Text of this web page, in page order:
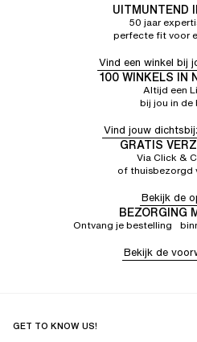
UITMUNTEND
50 jaar
perfecte fit voor
Vind een winkel bij
100 WINKELS IN
Altijd een
bij jou in de
Vind jouw
GRATIS
Via Click &
of thuisbezorgd
Bekijk de
BEZORGING
Ontvang je bestelling
Bekijk de
GET TO KNOW US!